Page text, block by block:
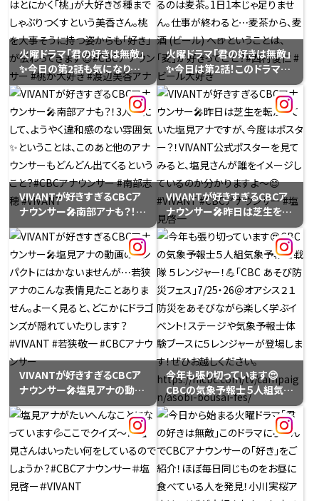
火曜ドラマ「君の好きは無敵」
✨️今日の第2話も気になりま
す。このドラマにちなんでCBC
アナウンサーの「好き」をご紹
介！渡辺美香アナはとにかく
「桃」が大好き🍑種までしゃぶ
りつくすという美香さん。桃を
大事そうに持つ姿からも「好
き」が伝わってきます😍#CBC
アナウンサー #桃が大好き #
渡辺美香アナ
火曜ドラマ「君の好きは無敵」
✨️今日は第2話！このドラマに
ちなんでCBCアナウンサーの
「好き」を紹介しています。西村
アナが持っているのは麦茶。1
日1本じゃ足りません。仕事が
終わると⋯麦茶から、麦酒 (ビ
ール) へ🍺ということは、「麦」
が好きってこと？#西村俊仁 #
ビール大好き
VIVANTが好きすぎるCBCア
ナウンサー🎤南部アナも？！3
人目にして、ようやく違和感の
ない雰囲気✨️ということは、こ
のあと他のアナウンサーもど
んどん出てくるということ？
#CBCアナウンサー #南部志
穂 #VIVANT
VIVANTが好きすぎるCBCア
ナウンサー🎤昨日は芝生を転
がっていた塩見アナですが、今
度はポスター？！VIVANT公式
ポスターを見てみると、塩見さ
んが誰をイメージしているの
か分かりますよ～😊
#VIVANT #CBCアナウンサー
#塩見啓一
VIVANTが好きすぎるCBCア
ナウンサー🎤塩見アナの動画
のインパクトにはかないませ
んが⋯若狭アナのこんな表情
見たことありません。よーく見
ると、どこかにドラゴンズが隠
れていたりします？#VIVANT
#若狭敬一 #CBCアナウンサ
ー
今年も張り切っています😍
CBCの気象予報士５人組気象
予報士戦隊 ５レンジャー！💪
「CBC あそび防災フェス」
7/25・26＠オアシス２１防災
をあそびながら楽しく学ぶイ
ベント！ステージや気象予報
士体験ブースに５レンジャー
が登場します！ぜひお越しくだ